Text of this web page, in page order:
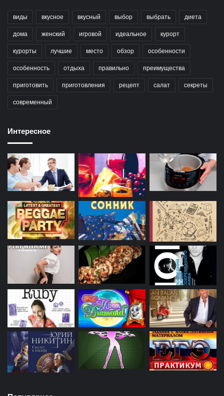
виды вкусное вкусный выбор выбрать диета
дома женский игровой идеальное курорт
курорты лучшие место обзор особенности
особенность отдыха правильно преимущества
приготовить приготовления рецепт салат секреты
современный
Интересное